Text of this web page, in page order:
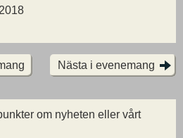
Nästa i evenemang
om nyheten eller vårt